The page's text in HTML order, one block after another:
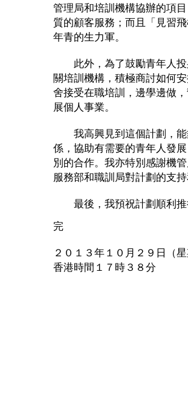
管理局和培訓機構協辦的項
質的顧客服務；而且「見習
年青的生力軍。
此外，為了鼓勵青年人投
關培訓機構，積極商討如何
舍接受在職培訓，邊學邊做
展個人事業。
我高興見到這個計劃，能
係，協助有需要的青年人發
別的合作。我亦特別感謝機
服務部和職訓局對計劃的支
最後，我預祝計劃順利推
完
２０１３年１０月２９日（
香港時間１７時３８分